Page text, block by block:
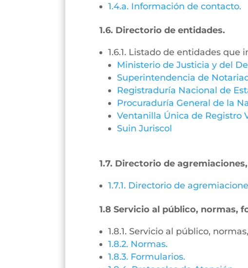
1.4.a. Información de contacto.
1.6. Directorio de entidades.
1.6.1. Listado de entidades que
Ministerio de Justicia y del
Superintendencia de
Registraduría Nacional de
Procuraduría General de la
Ventanilla Única de Registro
Suin Juriscol
1.7. Directorio de
1.7.1. Directorio de
1.8 Servicio al público, normas,
1.8.1. Servicio al público,
1.8.2. Normas.
1.8.3. Formularios.